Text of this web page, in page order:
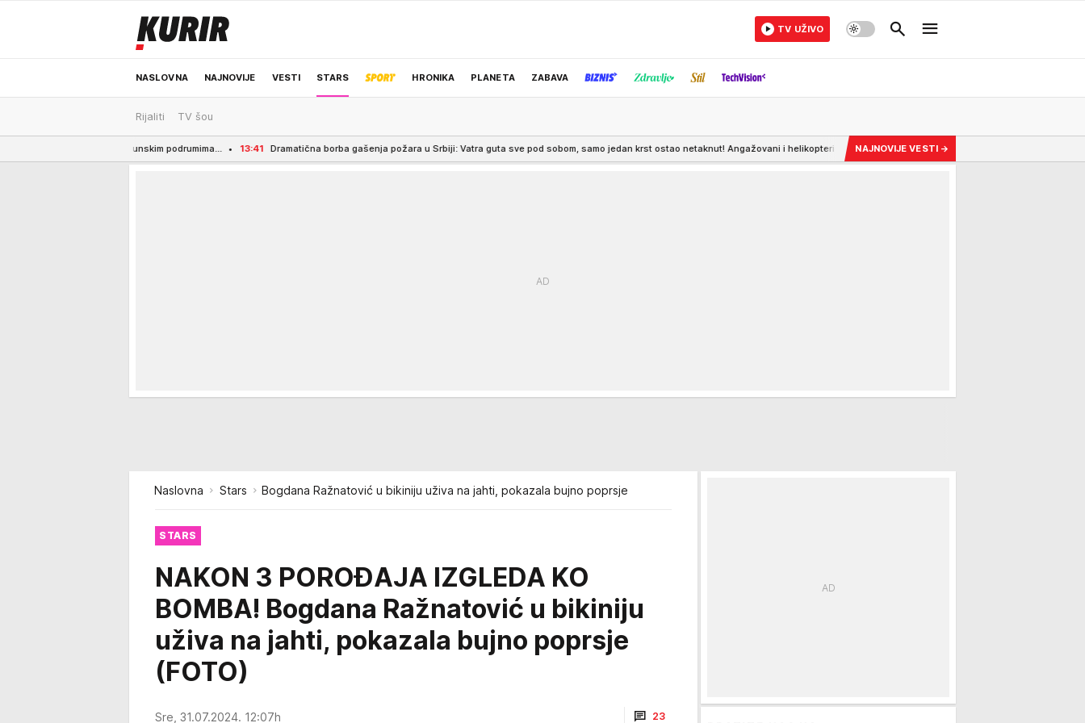
NASLOVNA NAJNOVIJE VESTI STARS HRONIKA PLANETA ZABAVA
ODRŽIVA BUDUĆNOST
TV UŽIVO
Rijaliti TV šou
13:41 Dramatična borba gašenja požara u Srbiji: Vatra guta sve pod sobom, samo jedan krst ostao netaknut! Angažovani i helikopteri MUP VIDEO 13:37 "ZAŠTO BERLIN NIJE TRAŽIO KONSENZUS I ZA
NAJNOVIJE VESTI →
Naslovna Stars Bogdana Ražnatović u bikiniju uživa na jahti, pokazala bujno poprsje
STARS
NAKON 3 POROĐAJA IZGLEDA KO
BOMBA! Bogdana Ražnatović u bikiniju
uživa na jahti, pokazala bujno poprsje
(FOTO)
Sre, 31.07.2024. 12:07h 23